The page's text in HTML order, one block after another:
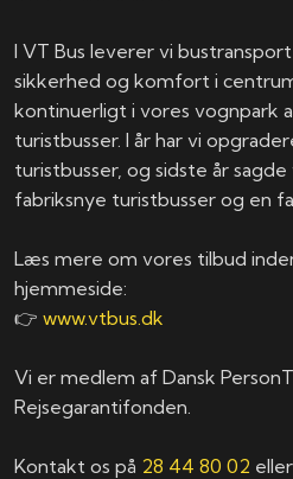
I VT Bus leverer vi
sikkerhed og komfort i
kontinuerligt i vores vognpark
turistbusser. I år har vi
turistbusser, og sidste år
fabriksnye turistbusser og en
Læs mere om vores tilbud
hjemmeside:
👉www.vtbus.dk
Vi er medlem af Dansk
Rejsegarantifonden.
Kontakt os på 28 44 80 02